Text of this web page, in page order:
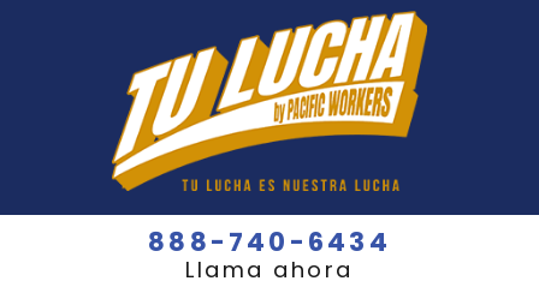
888-740-6434
Llama ahora